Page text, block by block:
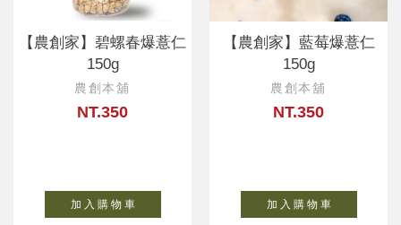
【農創家】碧螺春爆薏仁
150g
農創本舖
NT.350
加 入 購 物 車
【農創家】藍莓爆薏仁
150g
農創本舖
NT.350
加 入 購 物 車